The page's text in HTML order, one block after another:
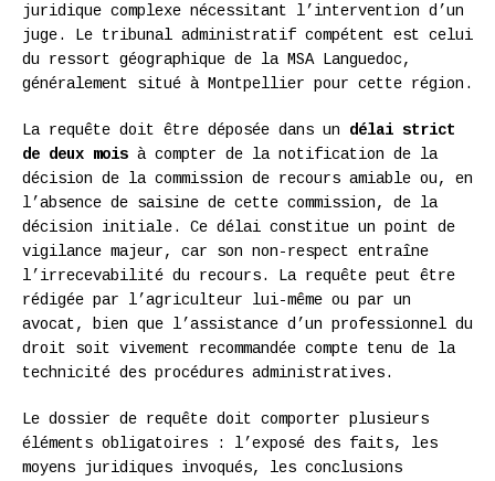
juridique complexe nécessitant l’intervention d’un
juge. Le tribunal administratif compétent est celui
du ressort géographique de la MSA Languedoc,
généralement situé à Montpellier pour cette région.
La requête doit être déposée dans un délai strict
de deux mois à compter de la notification de la
décision de la commission de recours amiable ou, en
l’absence de saisine de cette commission, de la
décision initiale. Ce délai constitue un point de
vigilance majeur, car son non-respect entraîne
l’irrecevabilité du recours. La requête peut être
rédigée par l’agriculteur lui-même ou par un
avocat, bien que l’assistance d’un professionnel du
droit soit vivement recommandée compte tenu de la
technicité des procédures administratives.
Le dossier de requête doit comporter plusieurs
éléments obligatoires : l’exposé des faits, les
moyens juridiques invoqués, les conclusions